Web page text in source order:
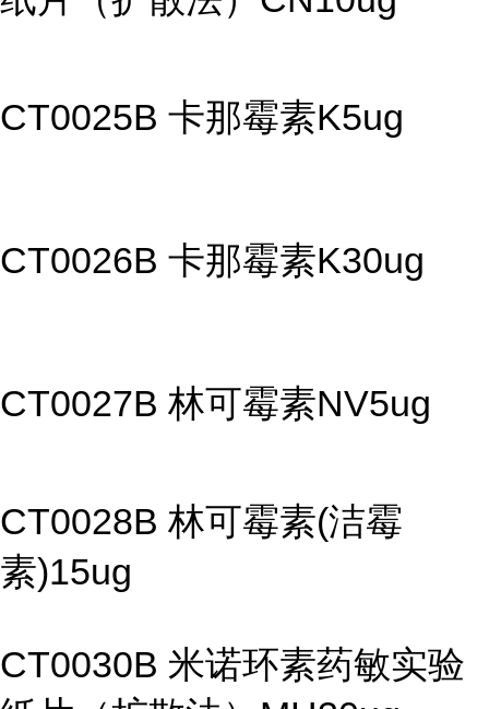
CT0025B 卡那霉素K5ug
CT0026B 卡那霉素K30ug
CT0027B 林可霉素NV5ug
CT0028B 林可霉素(洁霉
素)15ug
CT0030B 米诺环素药敏实验